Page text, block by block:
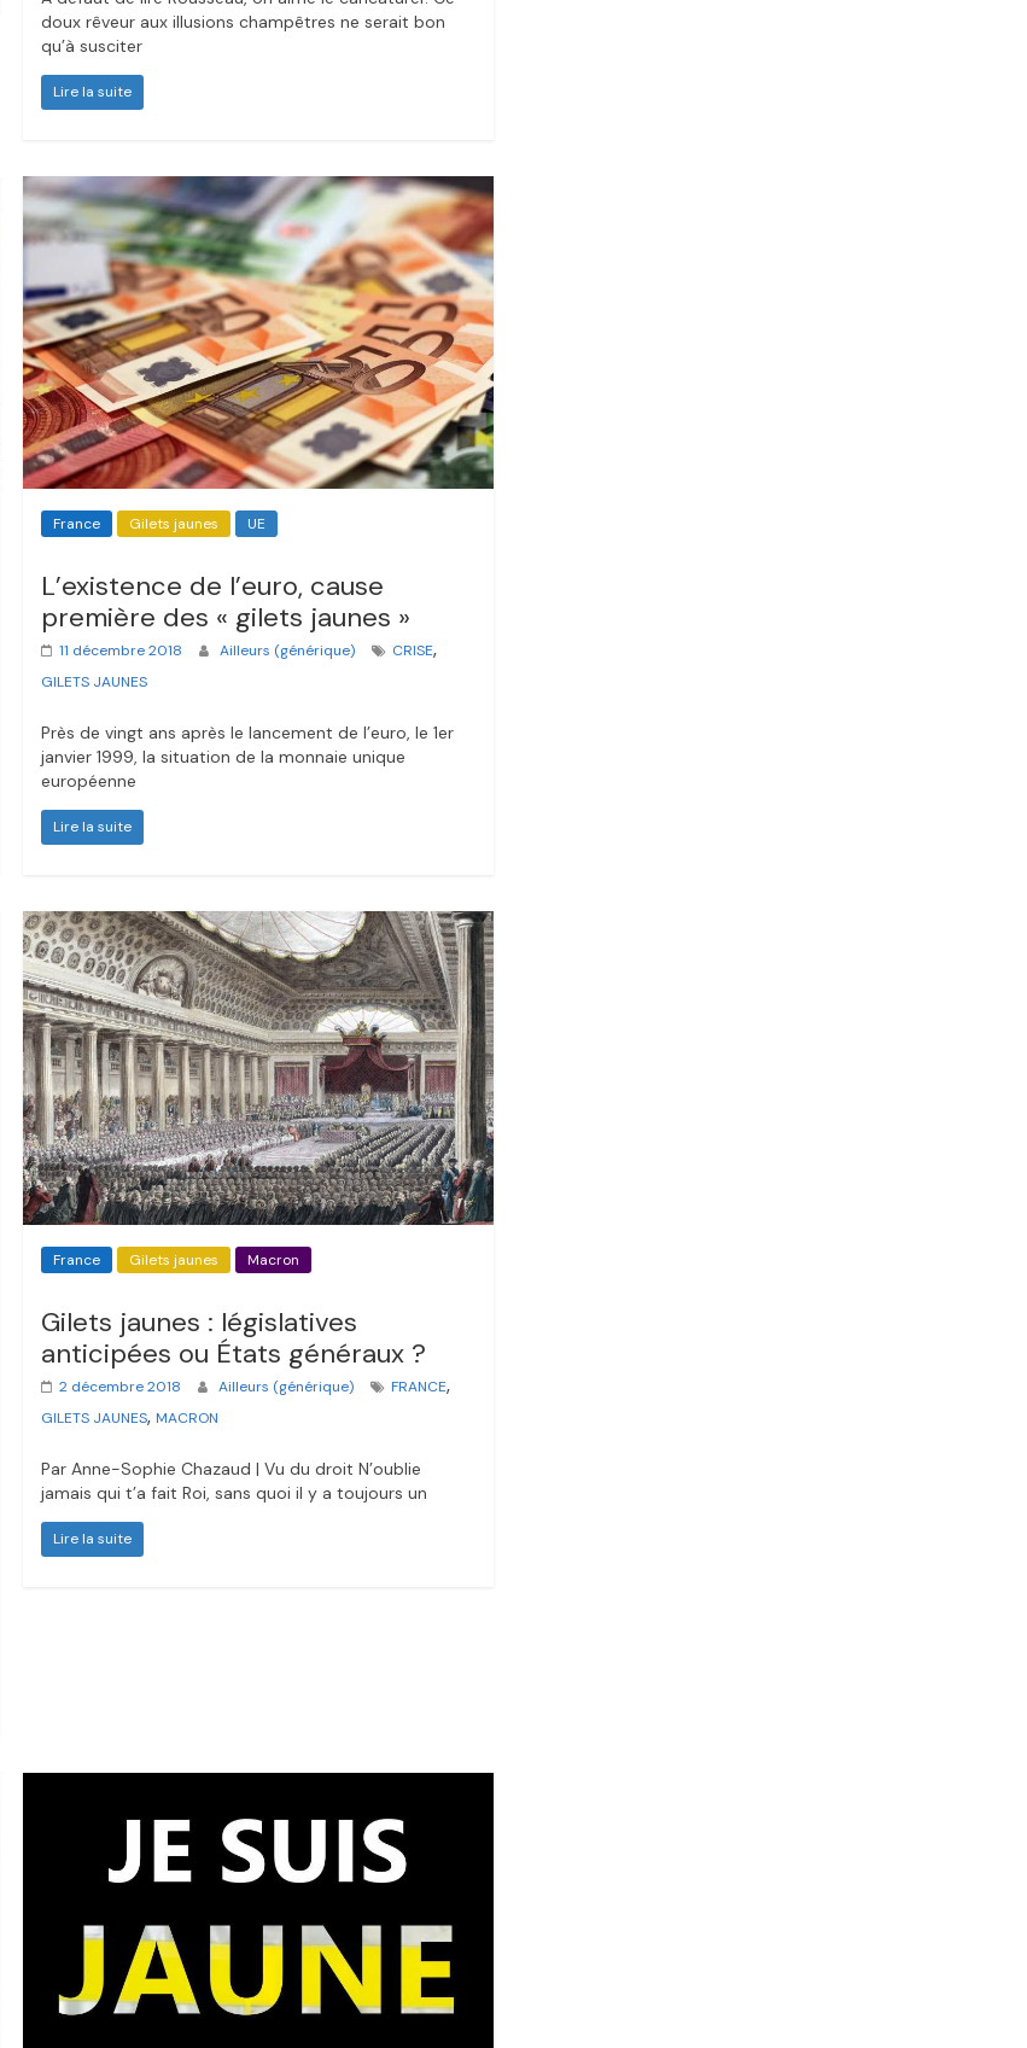
doux rêveur aux illusions champêtres ne serait bon
qu’à susciter
Lire la suite
France Gilets jaunes UE
L’existence de l’euro, cause
première des « gilets jaunes »
11 décembre 2018 Ailleurs (générique) CRISE,
GILETS JAUNES
Près de vingt ans après le lancement de l’euro, le 1er
janvier 1999, la situation de la monnaie unique
européenne
Lire la suite
France Gilets jaunes Macron
Gilets jaunes : législatives
anticipées ou États généraux ?
2 décembre 2018 Ailleurs (générique) FRANCE,
GILETS JAUNES,MACRON
Par Anne-Sophie Chazaud | Vu du droit N’oublie
jamais qui t’a fait Roi, sans quoi il y a toujours un
Lire la suite